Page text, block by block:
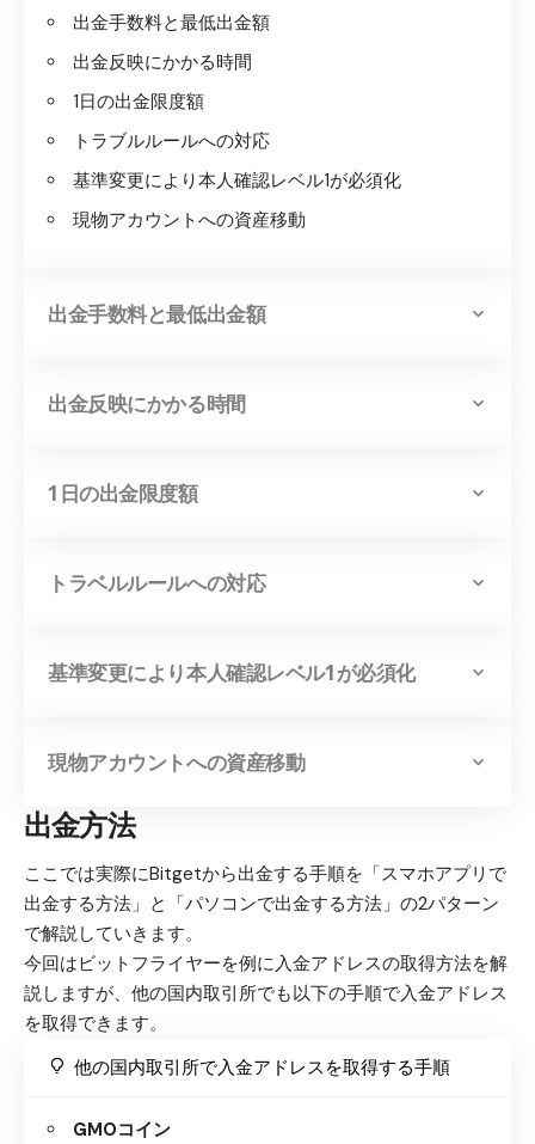
出金手数料と最低出金額
出金反映にかかる時間
1日の出金限度額
トラブルルールへの対応
基準変更により本人確認レベル1が必須化
現物アカウントへの資産移動
出金手数料と最低出金額
出金反映にかかる時間
1日の出金限度額
トラベルルールへの対応
基準変更により本人確認レベル1が必須化
現物アカウントへの資産移動
出金方法
ここでは実際にBitgetから出金する手順を「スマホアプリで
出金する方法」と「パソコンで出金する方法」の2パターン
で解説していきます。
今回はビットフライヤーを例に入金アドレスの取得方法を解
説しますが、他の国内取引所でも以下の手順で入金アドレス
を取得できます。
他の国内取引所で入金アドレスを取得する手順
GMOコイン